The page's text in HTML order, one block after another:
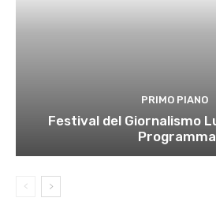
PRIMO PIANO
Festival del Giornalismo
Programma